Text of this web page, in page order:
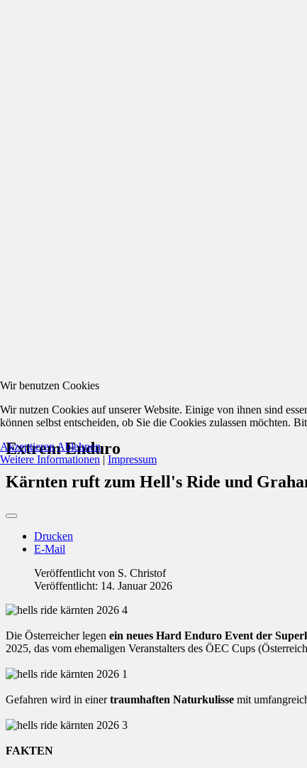
Extrem Enduro
Kärnten ruft zum Hell's Ride und
Drucken
E-Mail
Veröffentlicht von S. Christof
Veröffentlicht: 14. Januar 2026
Die Österreicher legen ein neues Hard Enduro Event der
2025, das vom ehemaligen Veranstalters des ÖEC Cups
Gefahren wird in einertraumhaften Naturkulisse mit
FAKTEN
Wir benutzen Cookies
Wir nutzen Cookies auf unserer Website. Einige von ihnen sind
können selbst entscheiden, ob Sie die Cookies zulassen möchten.
AkzeptierenAblehnen
Weitere Informationen | Impressum